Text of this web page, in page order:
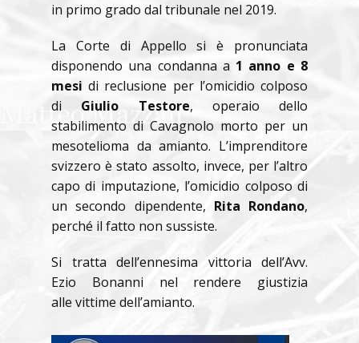
in primo grado dal tribunale nel 2019.
La Corte di Appello si è pronunciata
disponendo una condanna a 1 anno e 8
mesi di reclusione per l’omicidio colposo
di Giulio Testore, operaio dello
stabilimento di Cavagnolo morto per un
mesotelioma da amianto. L’imprenditore
svizzero è stato assolto, invece, per l’altro
capo di imputazione, l’omicidio colposo di
un secondo dipendente, Rita Rondano,
perché il fatto non sussiste.
Si tratta dell’ennesima vittoria dell’Avv.
Ezio Bonanni nel rendere giustizia
alle vittime dell’amianto.